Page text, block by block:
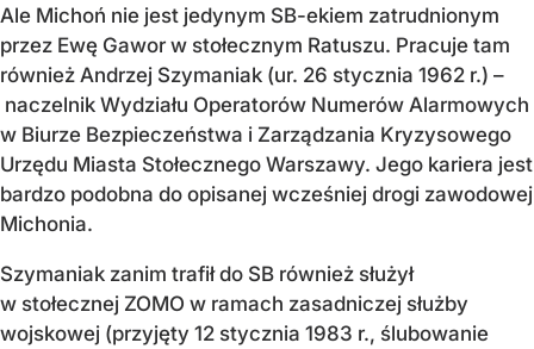
Ale Michoń nie jest jedynym SB-ekiem zatrudnionym
przez Ewę Gawor w stołecznym Ratuszu. Pracuje tam
również Andrzej Szymaniak (ur. 26 stycznia 1962 r.) –
naczelnik Wydziału Operatorów Numerów Alarmowych
w Biurze Bezpieczeństwa i Zarządzania Kryzysowego
Urzędu Miasta Stołecznego Warszawy. Jego kariera jest
bardzo podobna do opisanej wcześniej drogi zawodowej
Michonia.
Szymaniak zanim trafił do SB również służył
w stołecznej ZOMO w ramach zasadniczej służby
wojskowej (przyjęty 12 stycznia 1983 r., ślubowanie